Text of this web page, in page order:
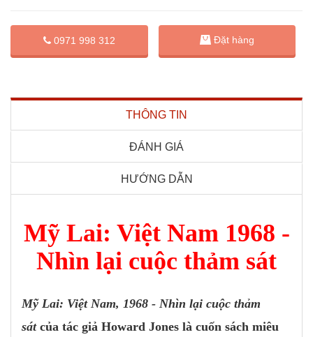
0971 998 312 Đặt hàng
THÔNG TIN
ĐÁNH GIÁ
HƯỚNG DẪN
Mỹ Lai: Việt Nam 1968 -
Nhìn lại cuộc thảm sát
Mỹ Lai: Việt Nam, 1968 - Nhìn lại cuộc thảm
sátcủa tác giả Howard Jones là cuốn sách miêu